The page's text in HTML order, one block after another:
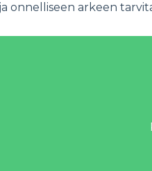
onnelliseen arkeen